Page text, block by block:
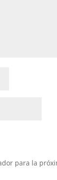
para la